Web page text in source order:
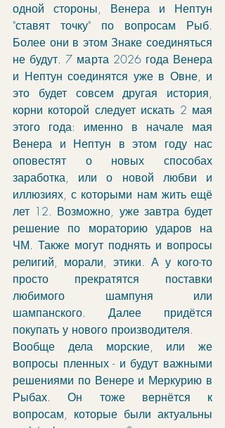
одной стороны, Венера и Нептун
"ставят точку" по вопросам Рыб.
Более они в этом Знаке соединяться
не будут. 7 марта 2026 года Венера
и Нептун соединятся уже в Овне, и
это будет совсем другая история,
корни которой следует искать 2 мая
этого года: именно в начале мая
Венера и Нептун в этом году нас
оповестят о новых способах
заработка, или о новой любви и
иллюзиях, с которыми нам жить ещё
лет 12. Возможно, уже завтра будет
решение по мораторию ударов на
ЧМ. Также могут поднять и вопросы
религий, морали, этики. А у кого-то
просто прекратятся поставки
любимого шампуня или
шампанского. Далее придётся
покупать у нового производителя.
Вообще дела морские, или же
вопросы пленных - и будут важными
решениями по Венере и Меркурию в
Рыбах. Он тоже вернётся к
вопросам, которые были актуальны